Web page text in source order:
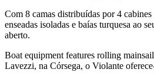
Com 8 camas distribuídas por 4
enseadas isoladas e baías turquesa ao
aberto.
Boat equipment features rolling
Lavezzi, na Córsega, o Violante